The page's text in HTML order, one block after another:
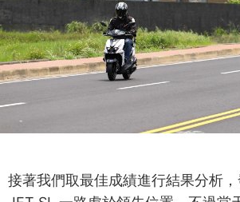
接著我們取最佳成績進行結果分析